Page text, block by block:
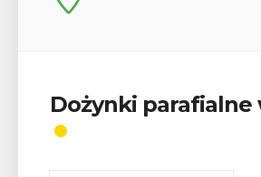
Zasani
Wykład